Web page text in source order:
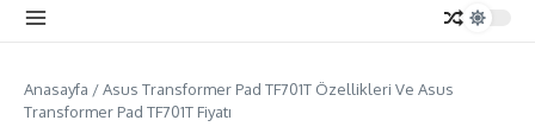
Anasayfa /Asus Transformer Pad TF701T Özellikleri Ve Asus
Transformer Pad TF701T Fiyatı